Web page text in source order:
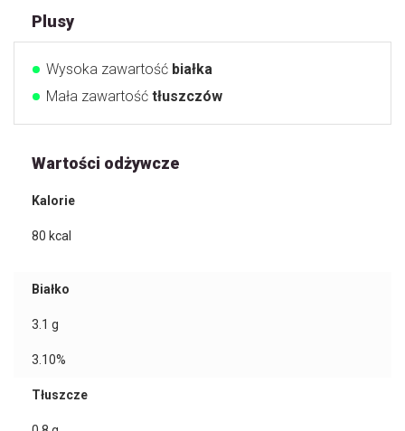
Plusy
Wysoka zawartość białka
Mała zawartość tłuszczów
Wartości odżywcze
Kalorie
80 kcal
Białko
3.1 g
3.10%
Tłuszcze